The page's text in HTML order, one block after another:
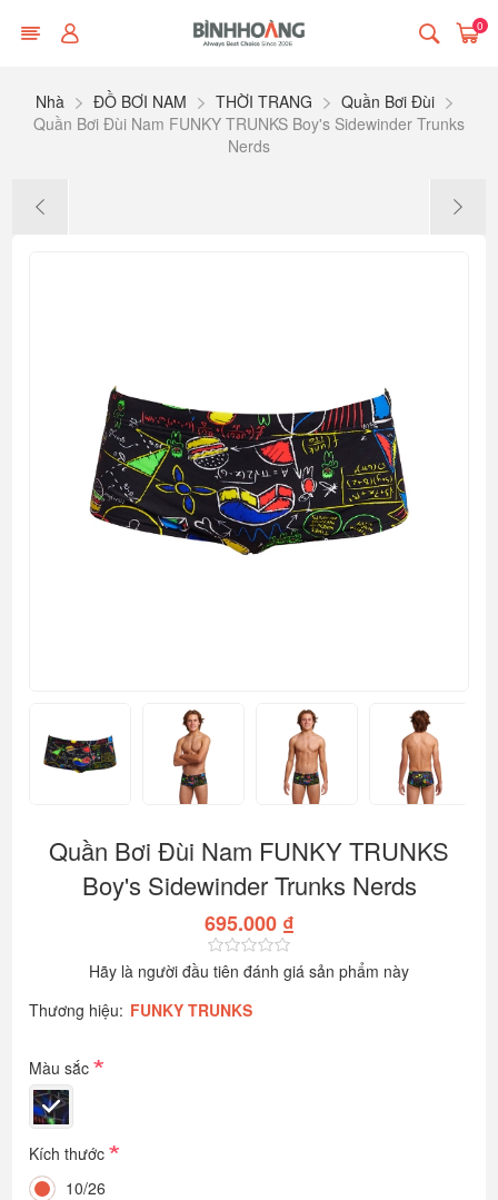
0
Nhà ĐỒ BƠI NAM THỜI TRANG
Quần Bơi Đùi
Quần Bơi Đùi Nam FUNKY TRUNKS Boy's Sidewinder Trunks
Nerds
Quần Bơi Đùi Nam FUNKY TRUNKS
Boy's Sidewinder Trunks Nerds
695.000 ₫
Hãy là người đầu tiên đánh giá sản phẩm này
Thương hiệu: FUNKY TRUNKS
Màu sắc*
Kích thước*
10/26